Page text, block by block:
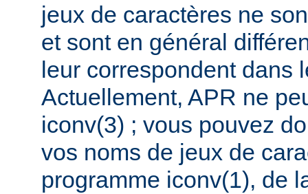
jeux de caractères ne
et sont en général
leur correspondent dans
Actuellement, APR ne
iconv(3) ; vous pouvez
vos noms de jeux de
programme iconv(1), de